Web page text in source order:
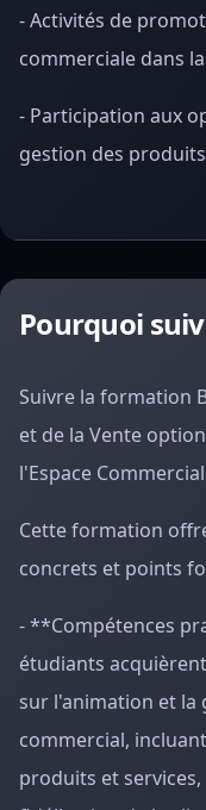
- Activités de
commerciale dans
- Participation aux
gestion des produits
Pourquoi
Suivre la formation
et de la Vente
l'Espace
Cette formation
concrets et points
- **Compétences
étudiants
sur l'animation et la
commercial,
produits et services,